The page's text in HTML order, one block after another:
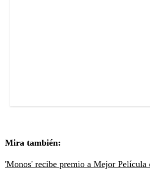
Mira también:
'Monos' recibe premio a Mejor Película